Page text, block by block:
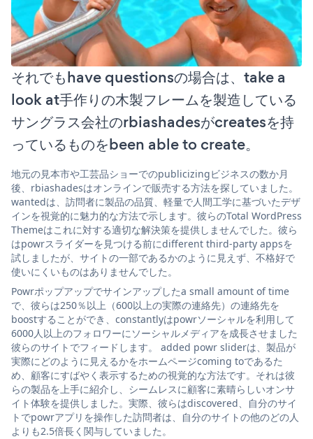
それでもhave questionsの場合は、take a
look at手作りの木製フレームを製造している
サングラス会社のrbiashadesがcreatesを持
っているものをbeen able to create。
地元の見本市や工芸品ショーでのpublicizingビジネスの数か月
後、rbiashadesはオンラインで販売する方法を探していました。
wantedは、訪問者に製品の品質、軽量で人間工学に基づいたデザ
インを視覚的に魅力的な方法で示します。彼らのTotal WordPress
Themeはこれに対する適切な解決策を提供しませんでした。彼ら
はpowrスライダーを見つける前にdifferent third-party appsを
試しましたが、サイトの一部であるかのように見えず、不格好で
使いにくいものはありませんでした。
Powrポップアップでサインアップしたa small amount of time
で、彼らは250％以上（600以上の実際の連絡先）の連絡先を
boostすることができ、constantlyはpowrソーシャルを利用して
6000人以上のフォロワーにソーシャルメディアを成長させました
彼らのサイトでフィードします。 added powr sliderは、製品が
実際にどのように見えるかをホームページcoming toであるた
め、顧客にすばやく表示するための視覚的な方法です。それは彼
らの製品を上手に紹介し、シームレスに顧客に素晴らしいオンサ
イト体験を提供しました。実際、彼らはdiscovered、自分のサイ
トでpowrアプリを操作した訪問者は、自分のサイトの他のどの人
よりも2.5倍長く関与していました。